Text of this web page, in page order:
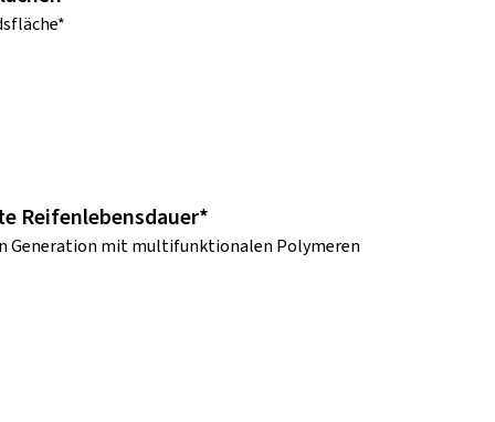
Reifenlebensdauer*
Generation mit multifunktionalen Polymeren